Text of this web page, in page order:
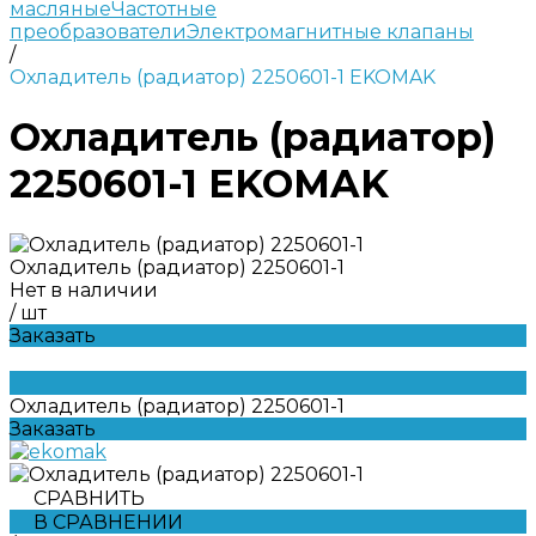
масляныеЧастотные
преобразователиЭлектромагнитные клапаны
/
Охладитель (радиатор) 2250601-1 EKOMAK
Охладитель (радиатор)
2250601-1 EKOMAK
Охладитель (радиатор) 2250601-1
Нет в наличии
/ шт
Заказать
Охладитель (радиатор) 2250601-1
Заказать
СРАВНИТЬ
В СРАВНЕНИИ